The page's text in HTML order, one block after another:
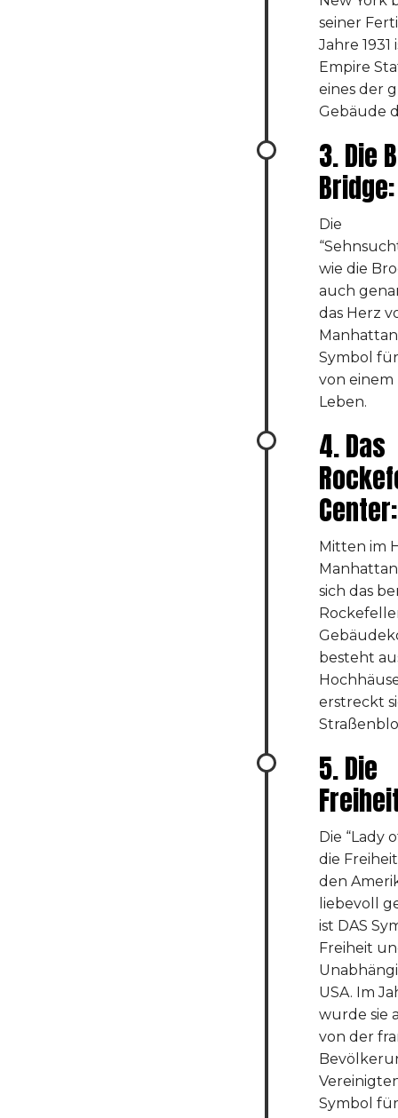
seiner
Jahre 1931
Empire
eines der
Gebäude
3. Die
Bridge:
Die
wie die
auch
das Herz
Symbol
von einem
Leben.
4. Das
Center:
Mitten im
sich das
besteht
erstreckt
5. Die
Die “Lady
die
den
liebevoll
ist DAS
Freiheit
USA. Im
wurde sie
von der
Symbol